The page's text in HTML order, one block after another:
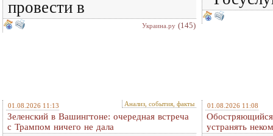
провести в
Украина.ру (145)
01.08.2026 11:13 Анализ, события, факты
Зеленский в Вашингтоне: очередная встреча
c Трампом ничего не дала
01.08.2026 11:08
устранять